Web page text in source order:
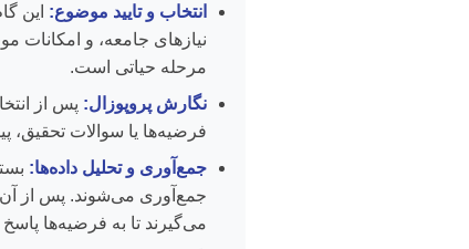
انتخاب و تایید موضوع: این
نیازهای جامعه، و امکانات
مرحله حیاتی است.
نگارش پروپوزال: پس از
فرضیه‌ها یا سوالات
جمع‌آوری و تحلیل داده‌ها:
جمع‌آوری می‌شوند. پس از آن،
می‌گیرند تا به فرضیه‌ها